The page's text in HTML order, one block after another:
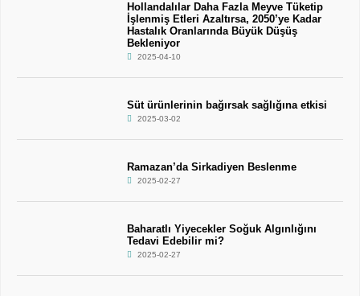
Hollandalılar Daha Fazla Meyve Tüketip
İşlenmiş Etleri Azaltırsa, 2050’ye Kadar
Hastalık Oranlarında Büyük Düşüş
Bekleniyor
2025-04-10
Süt ürünlerinin bağırsak sağlığına etkisi
2025-03-02
Ramazan’da Sirkadiyen Beslenme
2025-02-27
Baharatlı Yiyecekler Soğuk Algınlığını
Tedavi Edebilir mi?
2025-02-27